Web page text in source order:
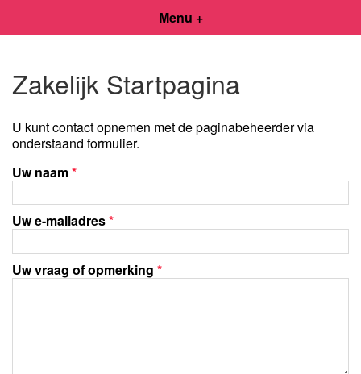
Menu +
Zakelijk Startpagina
U kunt contact opnemen met de paginabeheerder via
onderstaand formulier.
Uw naam*
Uw e-mailadres*
Uw vraag of opmerking *